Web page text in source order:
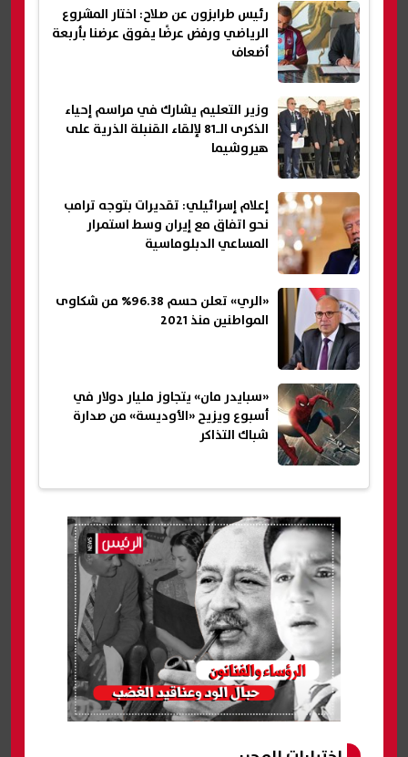
رئيس طرابزون عن صلاح: اختار المشروع
الرياضي ورفض عرضًا يفوق عرضنا بأربعة
أضعاف
وزير التعليم يشارك في مراسم إحياء
الذكرى الـ81 لإلقاء القنبلة الذرية على
هيروشيما
إعلام إسرائيلي: تقديرات بتوجه ترامب
نحو اتفاق مع إيران وسط استمرار
المساعي الدبلوماسية
«الري» تعلن حسم 96.38% من شكاوى
المواطنين منذ 2021
«سبايدر مان» يتجاوز مليار دولار في
أسبوع ويزيح «الأوديسة» من صدارة
شباك التذاكر